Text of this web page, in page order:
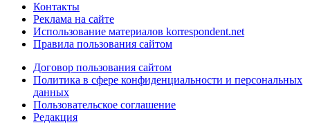
Контакты
Реклама на сайте
Использование материалов korrespondent.net
Правила пользования сайтом
Договор пользования сайтом
Политика в сфере конфиденциальности и персональных
данных
Пользовательское соглашение
Редакция